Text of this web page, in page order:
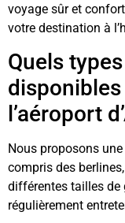
voyage sûr et
votre destination à
Quels
l’aéroport
Nous proposons
compris des
différentes tailles de
régulièrement